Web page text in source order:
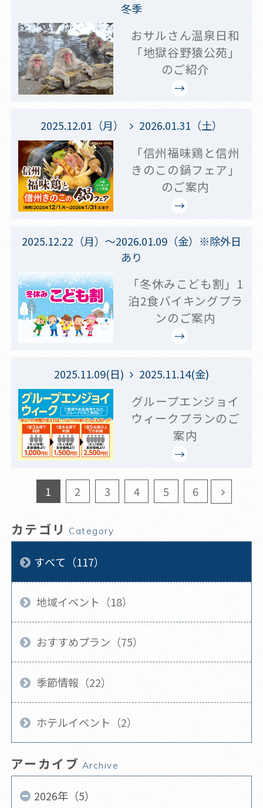
冬季
おサルさん温泉日和
「地獄谷野猿公苑」
のご紹介
2025.12.01（月） 2026.01.31（土）
「信州福味鶏と信州
きのこの鍋フェア」
のご案内
2025.12.22（月）～2026.01.09（金）※除外日
あり
「冬休みこども割」1
泊2食バイキングプラ
ンのご案内
2025.11.09(日) 2025.11.14(金)
グループエンジョイ
ウィークプランのご
案内
1 2 3 4 5 6
カテゴリ Category
すべて（117）
地域イベント（18）
おすすめプラン（75）
季節情報（22）
ホテルイベント（2）
アーカイブ Archive
2026年（5）